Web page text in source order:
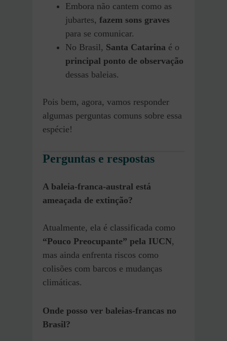
Embora não cantem como as
jubartes, fazem sons graves
para se comunicar.
No Brasil, Santa Catarina é o
principal ponto de observação
dessas baleias.
Pois bem, agora, vamos responder
algumas perguntas comuns sobre essa
espécie!
Perguntas e respostas
A baleia-franca-austral está
ameaçada de extinção?
Atualmente, ela é classificada como
“Pouco Preocupante” pela IUCN,
mas ainda enfrenta riscos como
colisões com barcos e mudanças
climáticas.
Onde posso ver baleias-francas no
Brasil?